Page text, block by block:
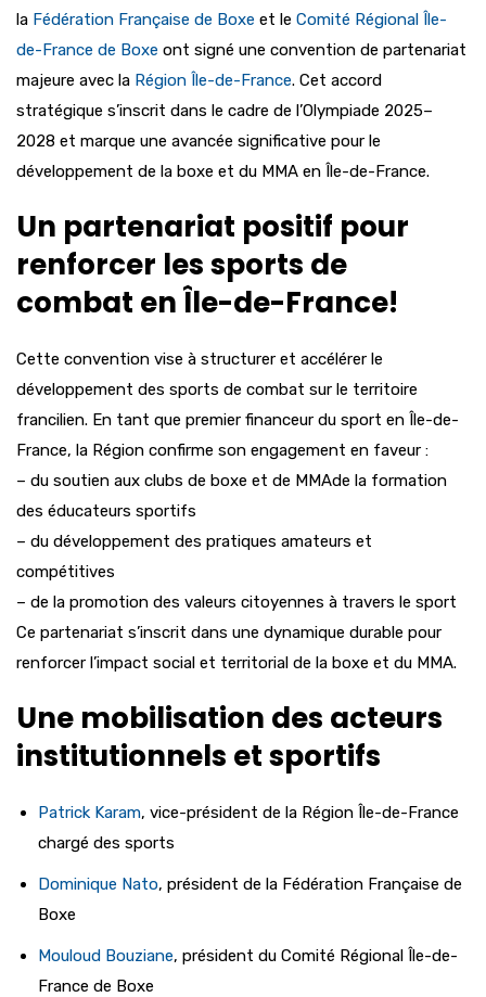
la Fédération Française de Boxe et le Comité Régional Île-
de-France de Boxe ont signé une convention de partenariat
majeure avec la Région Île-de-France. Cet accord
stratégique s’inscrit dans le cadre de l’Olympiade 2025–
2028 et marque une avancée significative pour le
développement de la boxe et du MMA en Île-de-France.
Un partenariat positif pour
renforcer les sports de
combat en Île-de-France!
Cette convention vise à structurer et accélérer le
développement des sports de combat sur le territoire
francilien. En tant que premier financeur du sport en Île-de-
France, la Région confirme son engagement en faveur :
– du soutien aux clubs de boxe et de MMAde la formation
des éducateurs sportifs
– du développement des pratiques amateurs et
compétitives
– de la promotion des valeurs citoyennes à travers le sport
Ce partenariat s’inscrit dans une dynamique durable pour
renforcer l’impact social et territorial de la boxe et du MMA.
Une mobilisation des acteurs
institutionnels et sportifs
Patrick Karam, vice-président de la Région Île-de-France
chargé des sports
Dominique Nato, président de la Fédération Française de
Boxe
Mouloud Bouziane, président du Comité Régional Île-de-
France de Boxe